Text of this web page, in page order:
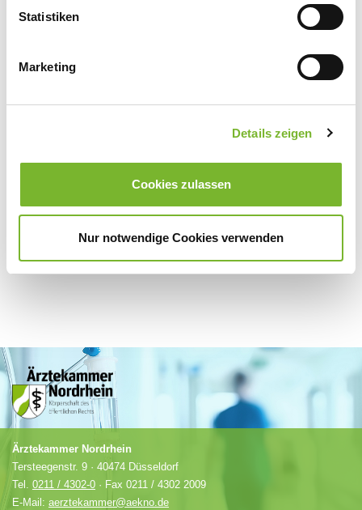
Statistiken
Marketing
Details zeigen
Cookies zulassen
Nur notwendige Cookies verwenden
Mail:direktor-uro@ukaachen.de
Für weitere Informationen wenden Sie sich bitte direkt an den jeweiligen
Ärztekammer Nordrhein
Tersteegenstr. 9 · 40474 Düsseldorf
Tel. 0211 / 4302-0 · Fax 0211 / 4302 2009
E-Mail: aerztekammer@aekno.de